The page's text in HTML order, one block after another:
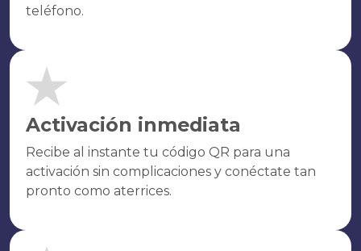
teléfono.
Activación inmediata
Recibe al instante tu código QR para una
activación sin complicaciones y conéctate tan
pronto como aterrices.